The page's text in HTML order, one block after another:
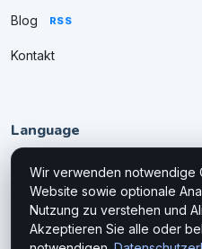
Blog RSS
Kontakt
Language
Wir verwenden notwendige
Website sowie optionale
Nutzung zu verstehen und
Akzeptieren Sie alle oder